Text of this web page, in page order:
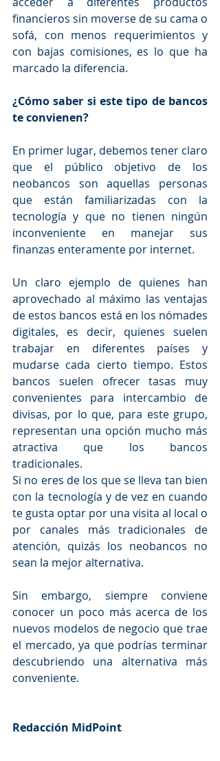
financieros sin moverse de su cama o
sofá, con menos requerimientos y
con bajas comisiones, es lo que ha
marcado la diferencia.
¿Cómo saber si este tipo de bancos
te convienen?
En primer lugar, debemos tener claro
que el público objetivo de los
neobancos son aquellas personas
que están familiarizadas con la
tecnología y que no tienen ningún
inconveniente en manejar sus
finanzas enteramente por internet.
Un claro ejemplo de quienes han
aprovechado al máximo las ventajas
de estos bancos está en los nómades
digitales, es decir, quienes suelen
trabajar en diferentes países y
mudarse cada cierto tiempo. Estos
bancos suelen ofrecer tasas muy
convenientes para intercambio de
divisas, por lo que, para este grupo,
representan una opción mucho más
atractiva que los bancos
tradicionales.
Si no eres de los que se lleva tan bien
con la tecnología y de vez en cuando
te gusta optar por una visita al local o
por canales más tradicionales de
atención, quizás los neobancos no
sean la mejor alternativa.
Sin embargo, siempre conviene
conocer un poco más acerca de los
nuevos modelos de negocio que trae
el mercado, ya que podrías terminar
descubriendo una alternativa más
conveniente.
Redacción MidPoint